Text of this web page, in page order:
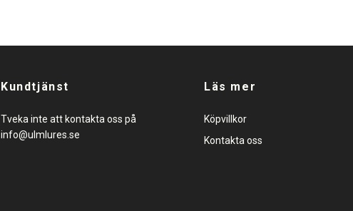
Kundtjänst
Tveka inte att kontakta oss på
info@ulmlures.se
Läs mer
Köpvillkor
Kontakta oss